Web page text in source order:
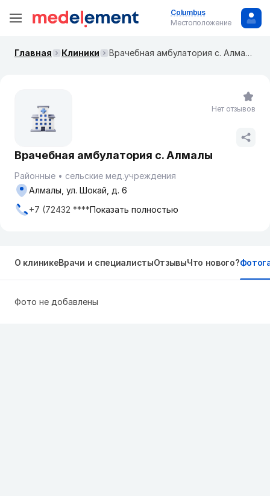
Columbus
Местоположение
Главная Клиники Врачебная амбулатория с. Алмалы
Врачебная амбулатория с. Алмалы
Районные
сельские мед.учреждения
Алмалы, ул. Шокай, д. 6
+7 (72432 ****Показать полностью
Нет отзывов
О клиникеВрачи и специалистыОтзывыЧто нового?
Фото не добавлены